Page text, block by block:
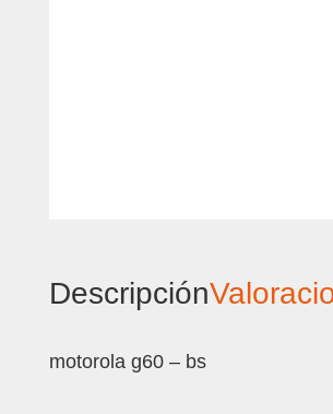
Descripción
motorola g60 – bs